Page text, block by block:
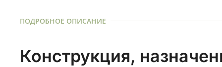
ПОДРОБНОЕ ОПИСАНИЕ
Конструкция,